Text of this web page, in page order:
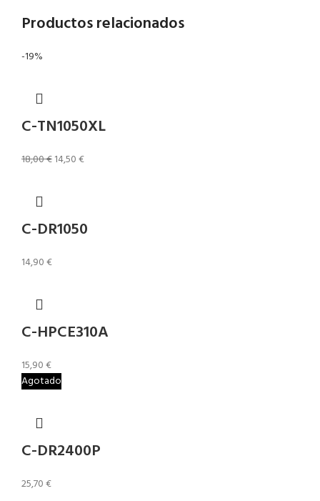
Productos relacionados
-19%
C-TN1050XL
18,00€14,50€
C-DR1050
14,90€
C-HPCE310A
15,90€
Agotado
C-DR2400P
25,70€